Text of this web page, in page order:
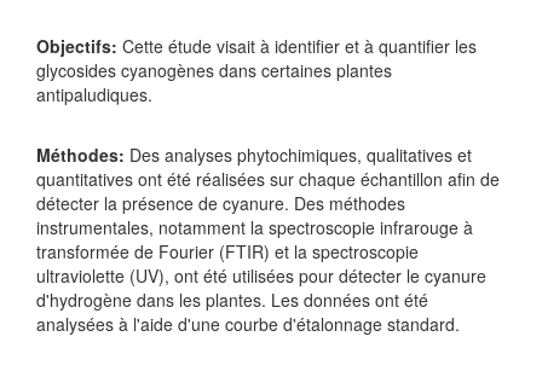
Objectifs: Cette étude visait à identifier et à quantifier les
glycosides cyanogènes dans certaines plantes
antipaludiques.
Méthodes: Des analyses phytochimiques, qualitatives et
quantitatives ont été réalisées sur chaque échantillon afin de
détecter la présence de cyanure. Des méthodes
instrumentales, notamment la spectroscopie infrarouge à
transformée de Fourier (FTIR) et la spectroscopie
ultraviolette (UV), ont été utilisées pour détecter le cyanure
d'hydrogène dans les plantes. Les données ont été
analysées à l'aide d'une courbe d'étalonnage standard.